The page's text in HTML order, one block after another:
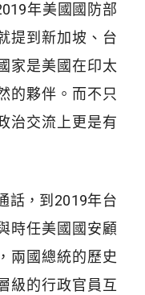
年美國國防部
提到新加坡、台
家是美國在印太
的夥伴。而不只
治交流上更是有
話，到2019年台
時任美國國安顧
兩國總統的歷史
級的行政官員互